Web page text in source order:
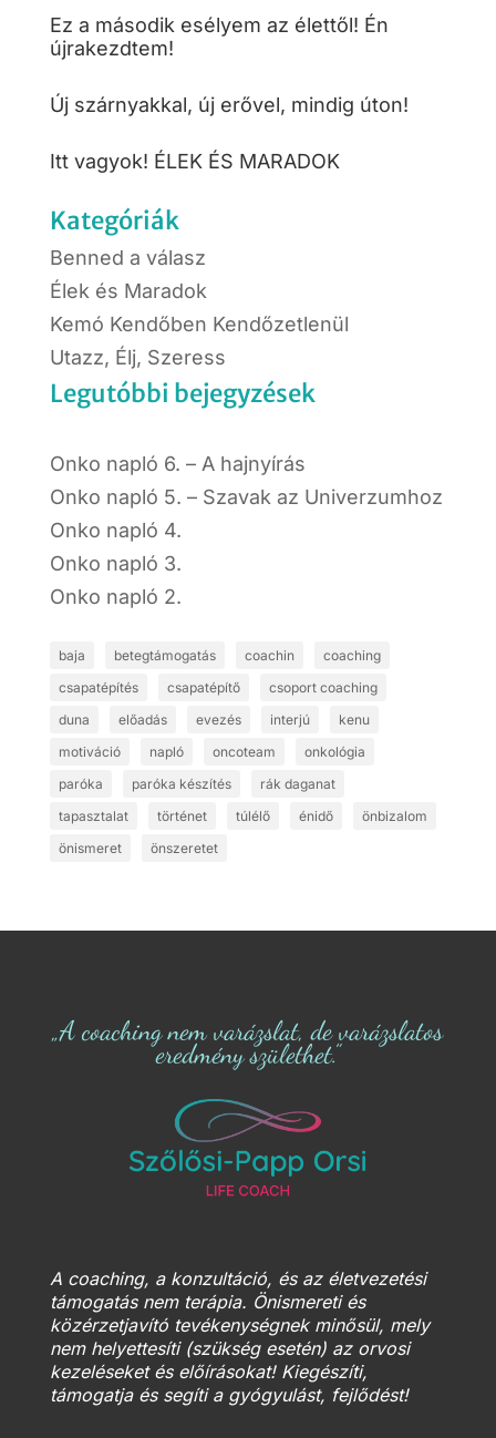
Ez a második esélyem az élettől! Én
újrakezdtem!
Új szárnyakkal, új erővel, mindig úton!
Itt vagyok! ÉLEK ÉS MARADOK
Kategóriák
Benned a válasz
Élek és Maradok
Kemó Kendőben Kendőzetlenül
Utazz, Élj, Szeress
Legutóbbi bejegyzések
Onko napló 6. – A hajnyírás
Onko napló 5. – Szavak az Univerzumhoz
Onko napló 4.
Onko napló 3.
Onko napló 2.
baja betegtámogatás coachin
coaching
csapatépítés
csapatépítő
csoport coaching
duna
előadás evezés interjú
kenu
motiváció
napló oncoteam
onkológia
paróka
paróka készítés
rák daganat
tapasztalat
történet túlélő énidő
önbizalom
önismeret
önszeretet
„A coaching nem varázslat, de varázslatos
eredmény születhet.”
A coaching, a konzultáció, és az életvezetési
támogatás nem terápia. Önismereti és
közérzetjavító tevékenységnek minősül, mely
nem helyettesíti (szükség esetén) az orvosi
kezeléseket és előírásokat! Kiegészíti,
támogatja és segíti a gyógyulást, fejlődést!